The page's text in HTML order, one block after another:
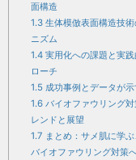
面構造
1.3 生体模倣表面構造技
ニズム
1.4 実用化への課題と実
ローチ
1.5 成功事例とデータが
1.6 バイオファウリング
レンドと展望
1.7 まとめ：サメ肌に学
バイオファウリング対策